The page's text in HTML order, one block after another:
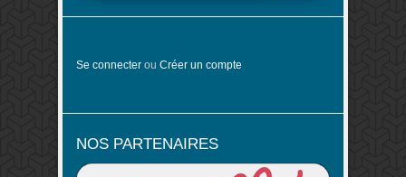
Se connecter ou Créer un compte
NOS PARTENAIRES